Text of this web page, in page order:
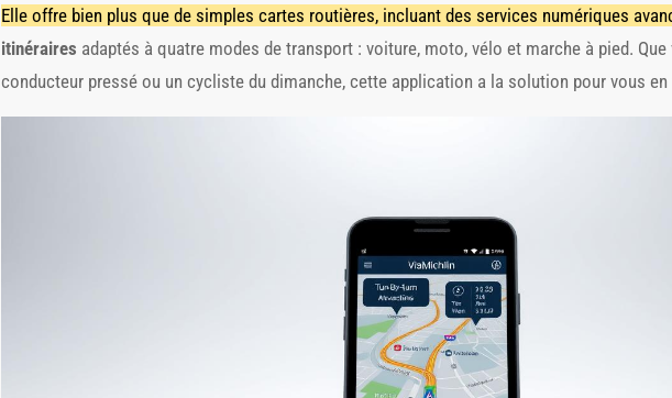
Elle offre bien plus que de simples cartes routières, incluant des services numériques
itinéraires adaptés à quatre modes de transport : voiture, moto, vélo et marche à pied. Que
conducteur pressé ou un cycliste du dimanche, cette application a la solution pour vous en